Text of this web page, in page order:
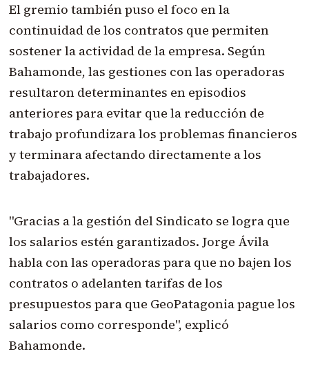
El gremio también puso el foco en la
continuidad de los contratos que permiten
sostener la actividad de la empresa. Según
Bahamonde, las gestiones con las operadoras
resultaron determinantes en episodios
anteriores para evitar que la reducción de
trabajo profundizara los problemas financieros
y terminara afectando directamente a los
trabajadores.
"Gracias a la gestión del Sindicato se logra que
los salarios estén garantizados. Jorge Ávila
habla con las operadoras para que no bajen los
contratos o adelanten tarifas de los
presupuestos para que GeoPatagonia pague los
salarios como corresponde", explicó
Bahamonde.